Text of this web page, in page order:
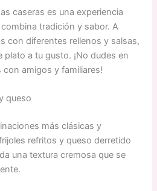
caseras es una experiencia
tradición y sabor. A
con diferentes rellenos y salsas,
plato a tu gusto. ¡No dudes en
amigos y familiares!
queso
más clásicas y
refritos y queso derretido
una textura cremosa que se